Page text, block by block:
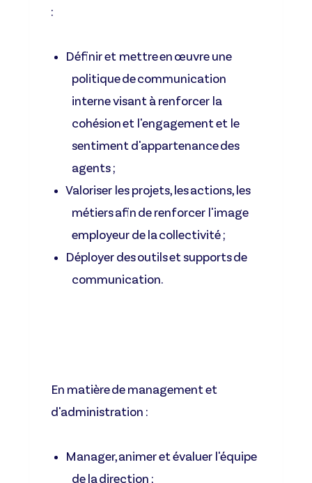
:
Définir et mettre en œuvre une
politique de communication
interne visant à renforcer la
cohésion et l'engagement et le
sentiment d'appartenance des
agents ;
Valoriser les projets, les actions, les
métiers afin de renforcer l'image
employeur de la collectivité ;
Déployer des outils et supports de
communication.
En matière de management et
d'administration :
Manager, animer et évaluer l'équipe
de la direction ;